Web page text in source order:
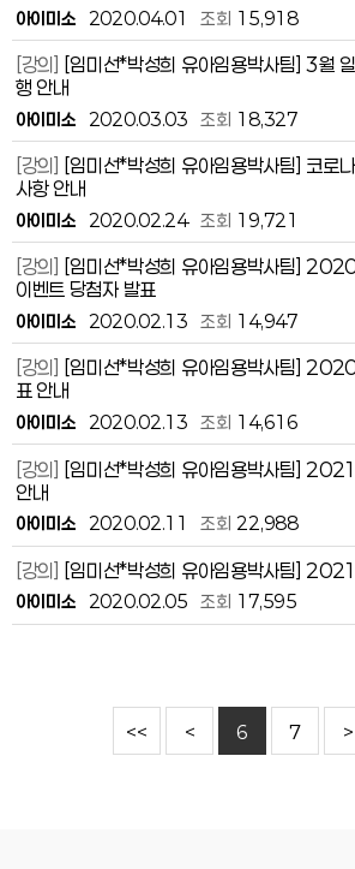
아이미소 2020.04.01 조회 15,918
[강의] [임미선*박성희 유아임용박사팀] 3월
행 안내
아이미소 2020.03.03 조회 18,327
[강의] [임미선*박성희 유아임용박사팀] 코로
사항 안내
아이미소 2020.02.24 조회 19,721
[강의] [임미선*박성희 유아임용박사팀]
이벤트 당첨자 발표
아이미소 2020.02.13 조회 14,947
[강의] [임미선*박성희 유아임용박사팀]
표 안내
아이미소 2020.02.13 조회 14,616
[강의] [임미선*박성희 유아임용박사팀]
안내
아이미소 2020.02.11 조회 22,988
[강의] [임미선*박성희 유아임용박사팀]
아이미소 2020.02.05 조회 17,595
<< < 6 7 >